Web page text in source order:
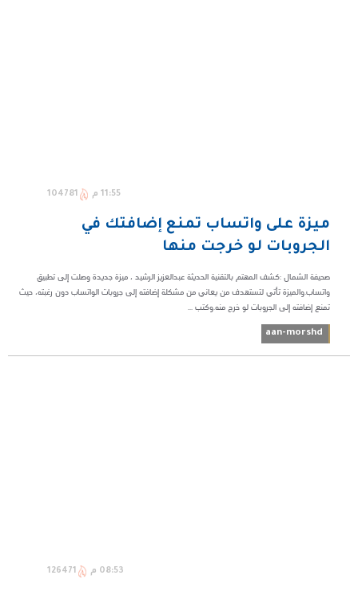
11:55 م 104781
ميزة على واتساب تمنع إضافتك في
الجروبات لو خرجت منها
صحيفة الشمال :كشف المهتم بالتقنية الحديثة عبدالعزيز الرشيد ، ميزة جديدة وصلت إلى تطبيق
واتساب.والميزة تأتي لتستهدف من يعاني من مشكلة إضافته إلى جروبات الواتساب دون رغبته، حيث
تمنع إضافته إلى الجروبات لو خرج منه.وكتب ...
aan-morshd
08:53 م 126471